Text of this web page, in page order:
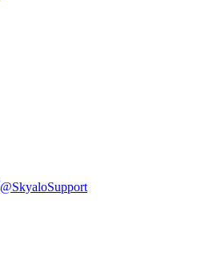
@SkyaloSupport